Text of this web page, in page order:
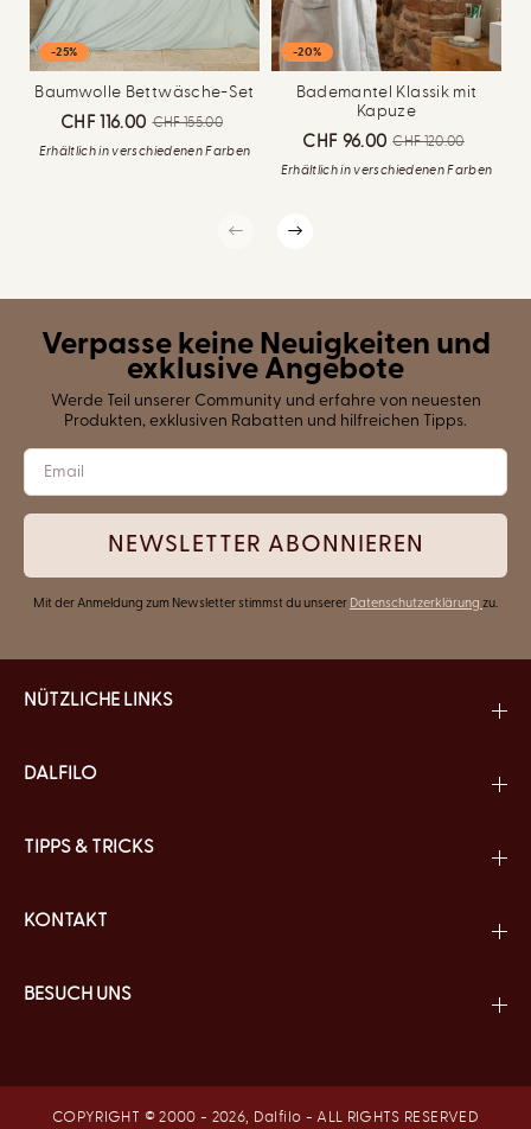
-25%
Baumwolle Bettwäsche-Set
CHF 116.00 CHF 155.00
Erhältlich in verschiedenen Farben
-20%
Bademantel Klassik mit
Kapuze
CHF 96.00 CHF 120.00
Erhältlich in verschiedenen Farben
Verpasse keine Neuigkeiten und
exklusive Angebote
Werde Teil unserer Community und erfahre von neuesten
Produkten, exklusiven Rabatten und hilfreichen Tipps.
NEWSLETTER ABONNIEREN
Mit der Anmeldung zum Newsletter stimmst du unserer Datenschutzerklärung zu.
NÜTZLICHE LINKS
DALFILO
TIPPS & TRICKS
KONTAKT
BESUCH UNS
COPYRIGHT © 2000 - 2026, Dalfilo - ALL RIGHTS RESERVED